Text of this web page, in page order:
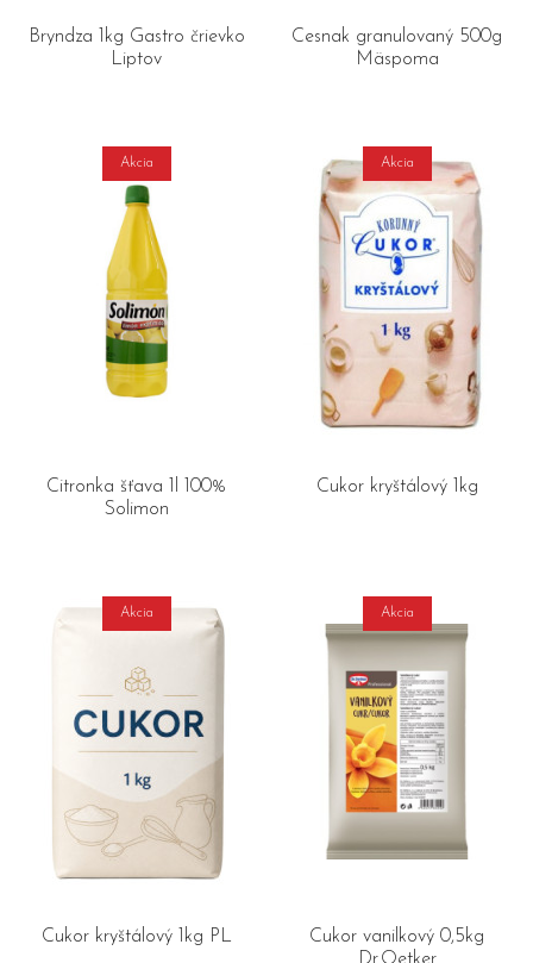
Bryndza 1kg Gastro črievko
Liptov
Cesnak granulovaný 500g
Mäspoma
Akcia
Citronka šťava 1l 100%
Solimon
Akcia
Cukor kryštálový 1kg
Akcia
Cukor kryštálový 1kg PL
Akcia
Cukor vanilkový 0,5kg